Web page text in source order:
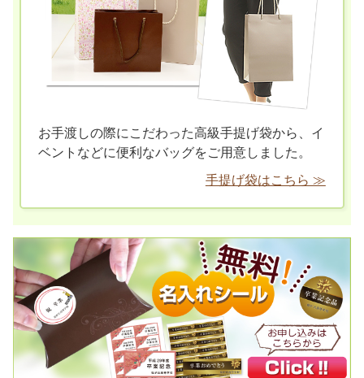
お手渡しの際にこだわった高級手提げ袋から、イ
ベントなどに便利なバッグをご用意しました。
手提げ袋はこちら ≫